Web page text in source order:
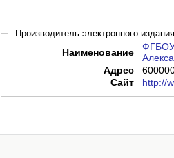
Производитель электронного издания
Наименование
ФГБОУ
Адрес
Сайт
http://